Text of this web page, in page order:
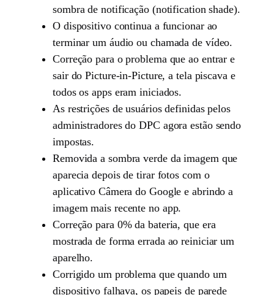
sombra de notificação (notification shade).
O dispositivo continua a funcionar ao
terminar um áudio ou chamada de vídeo.
Correção para o problema que ao entrar e
sair do Picture-in-Picture, a tela piscava e
todos os apps eram iniciados.
As restrições de usuários definidas pelos
administradores do DPC agora estão sendo
impostas.
Removida a sombra verde da imagem que
aparecia depois de tirar fotos com o
aplicativo Câmera do Google e abrindo a
imagem mais recente no app.
Correção para 0% da bateria, que era
mostrada de forma errada ao reiniciar um
aparelho.
Corrigido um problema que quando um
dispositivo falhava, os papeis de parede